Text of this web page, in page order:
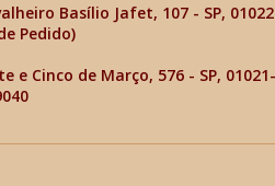
Basílio Jafet, 107 - SP,
Pedido)
e Cinco de Março, 576 - SP,